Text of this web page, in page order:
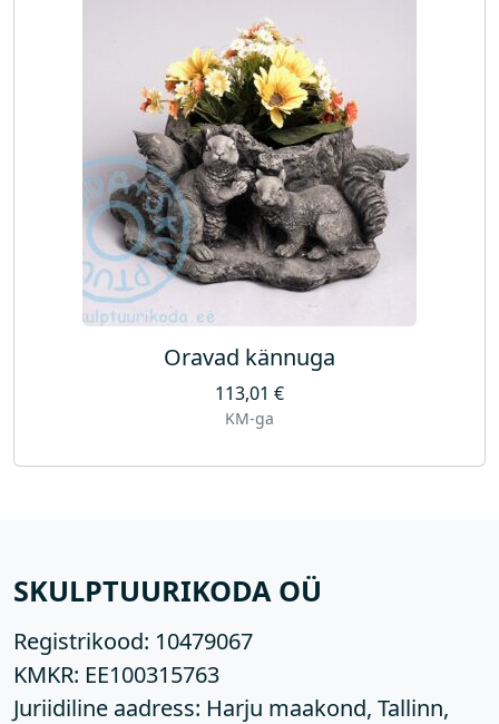
Oravad kännuga
113,01 €
KM-ga
SKULPTUURIKODA OÜ
Registrikood: 10479067
KMKR: EE100315763
Juriidiline aadress: Harju maakond, Tallinn,